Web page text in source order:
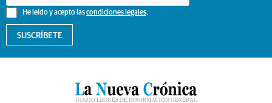
He leído y acepto lascondiciones legales.
SUSCRÍBETE